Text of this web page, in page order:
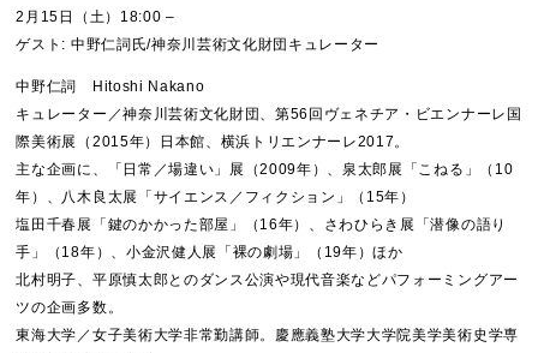
2月15日（土）18:00 ‒
ゲスト: 中野仁詞氏/神奈川芸術文化財団キュレーター
中野仁詞 Hitoshi Nakano
キュレーター／神奈川芸術文化財団、第56回ヴェネチア・ビエンナーレ国
際美術展（2015年）日本館、横浜トリエンナーレ2017。
主な企画に、「日常／場違い」展（2009年）、泉太郎展「こねる」（10
年）、八木良太展「サイエンス／フィクション」（15年）
塩田千春展「鍵のかかった部屋」（16年）、さわひらき展「潜像の語り
手」（18年）、小金沢健人展「裸の劇場」（19年）ほか
北村明子、平原慎太郎とのダンス公演や現代音楽などパフォーミングアー
ツの企画多数。
東海大学／女子美術大学非常勤講師。慶應義塾大学大学院美学美術史学専